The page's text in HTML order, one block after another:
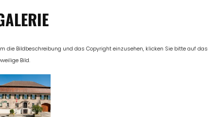
die Bildbeschreibung und das Copyright einzusehen, klicken Sie bitte auf das
Bild.